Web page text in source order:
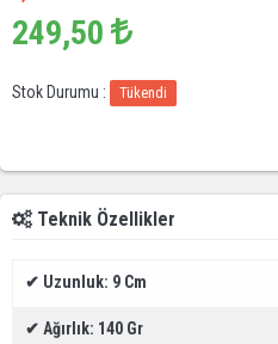
249,50
Stok Durumu : Tükendi
Teknik Özellikler
✔ Uzunluk: 9 Cm
✔ Ağırlık: 140 Gr